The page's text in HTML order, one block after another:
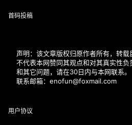
首码投稿
声明：该文章版权归原作者所有，转
不代表本网赞同其观点和对其真实性
和其它问题，请在30日内与本网联系。
联系邮箱：enofun@foxmail.com
用户协议